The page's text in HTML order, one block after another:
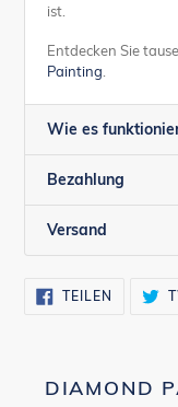
ist.
Entdecken Sie
Painting
Wie es
Bezahlung
Versand
TEILEN
DIAMOND